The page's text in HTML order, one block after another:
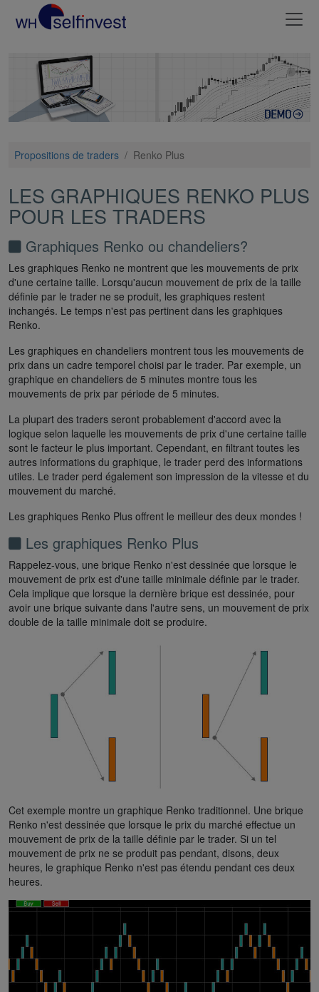
Propositions de traders / Renko Plus
LES GRAPHIQUES RENKO PLUS
POUR LES TRADERS
Graphiques Renko ou chandeliers?
Les graphiques Renko ne montrent que les mouvements de prix
d'une certaine taille. Lorsqu'aucun mouvement de prix de la taille
définie par le trader ne se produit, les graphiques restent
inchangés. Le temps n'est pas pertinent dans les graphiques
Renko.
Les graphiques en chandeliers montrent tous les mouvements de
prix dans un cadre temporel choisi par le trader. Par exemple, un
graphique en chandeliers de 5 minutes montre tous les
mouvements de prix par période de 5 minutes.
La plupart des traders seront probablement d'accord avec la
logique selon laquelle les mouvements de prix d'une certaine taille
sont le facteur le plus important. Cependant, en filtrant toutes les
autres informations du graphique, le trader perd des informations
utiles. Le trader perd également son impression de la vitesse et du
mouvement du marché.
Les graphiques Renko Plus offrent le meilleur des deux mondes !
Les graphiques Renko Plus
Rappelez-vous, une brique Renko n'est dessinée que lorsque le
mouvement de prix est d'une taille minimale définie par le trader.
Cela implique que lorsque la dernière brique est dessinée, pour
avoir une brique suivante dans l'autre sens, un mouvement de prix
double de la taille minimale doit se produire.
Cet exemple montre un graphique Renko traditionnel. Une brique
Renko n'est dessinée que lorsque le prix du marché effectue un
mouvement de prix de la taille définie par le trader. Si un tel
mouvement de prix ne se produit pas pendant, disons, deux
heures, le graphique Renko n'est pas étendu pendant ces deux
heures.